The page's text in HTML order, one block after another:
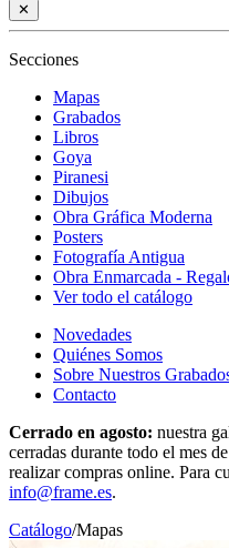
✕
Secciones
Mapas
Grabados
Libros
Goya
Piranesi
Dibujos
Obra Gráfica Moderna
Posters
Fotografía Antigua
Obra Enmarcada -
Ver todo el catálogo
Novedades
Quiénes Somos
Sobre Nuestros
Contacto
Cerrado en agosto: nuestra
cerradas durante todo el mes
realizar compras online. Para
info@frame.es.
Catálogo/Mapas